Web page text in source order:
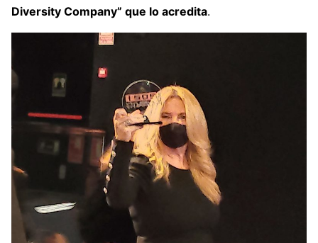
Diversity Company” que lo acredita.